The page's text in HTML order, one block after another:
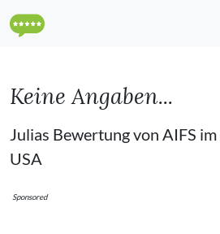
Keine Angaben...
Julias Bewertung von AIFS
USA
Sponsored